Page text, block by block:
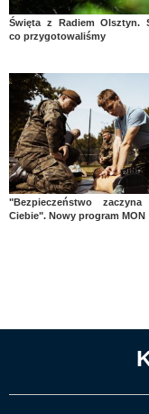
Święta z Radiem Olsztyn.
co przygotowaliśmy
"Bezpieczeństwo
Ciebie". Nowy program MON